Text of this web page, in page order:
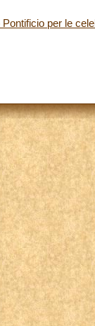
per le